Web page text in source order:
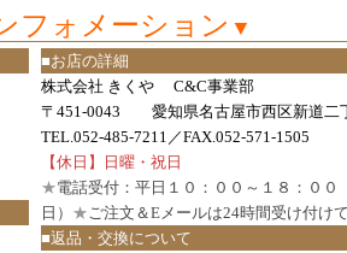
フォメーション ▼
■お店の詳細
株式会社 きくや C&C事業部
〒451-0043 愛知県名古屋市西区新道二
TEL.052-485-7211／FAX.052-571-1505
【休日】日曜・祝日
★電話受付：平日１０：００～１８：００
日） ★ご注文＆Eメールは24時間受け付け
■返品・交換について